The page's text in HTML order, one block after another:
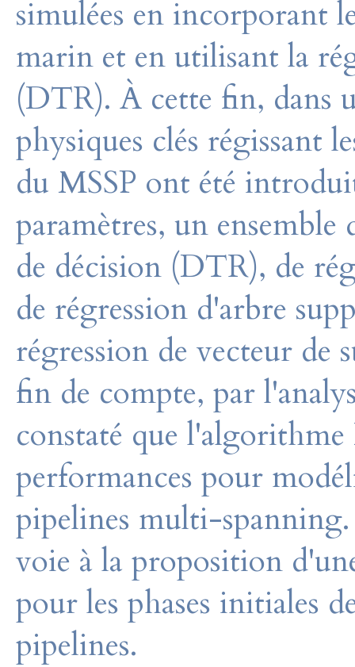
simulées en incorporant
marin et en utilisant la
(DTR). À cette fin, dans
physiques clés régissant
du MSSP ont été
paramètres, un ensemble
de décision (DTR), de
de régression d'arbre
régression de vecteur de
fin de compte, par
constaté que
performances pour
pipelines multi-
voie à la proposition
pour les phases initiales
pipelines.